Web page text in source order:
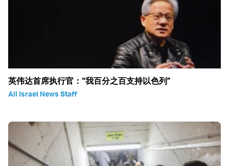
英伟达首席执行官：“我百分之百支持以色列”
All Israel News Staff